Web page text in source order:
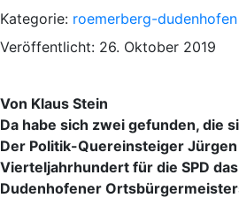
Kategorie: roemerberg-dudenhofen
Veröffentlicht: 26. Oktober 2019
Von Klaus Stein
Da habe sich zwei gefunden, die
Der Politik-Quereinsteiger
Vierteljahrhundert für die SPD
Dudenhofener